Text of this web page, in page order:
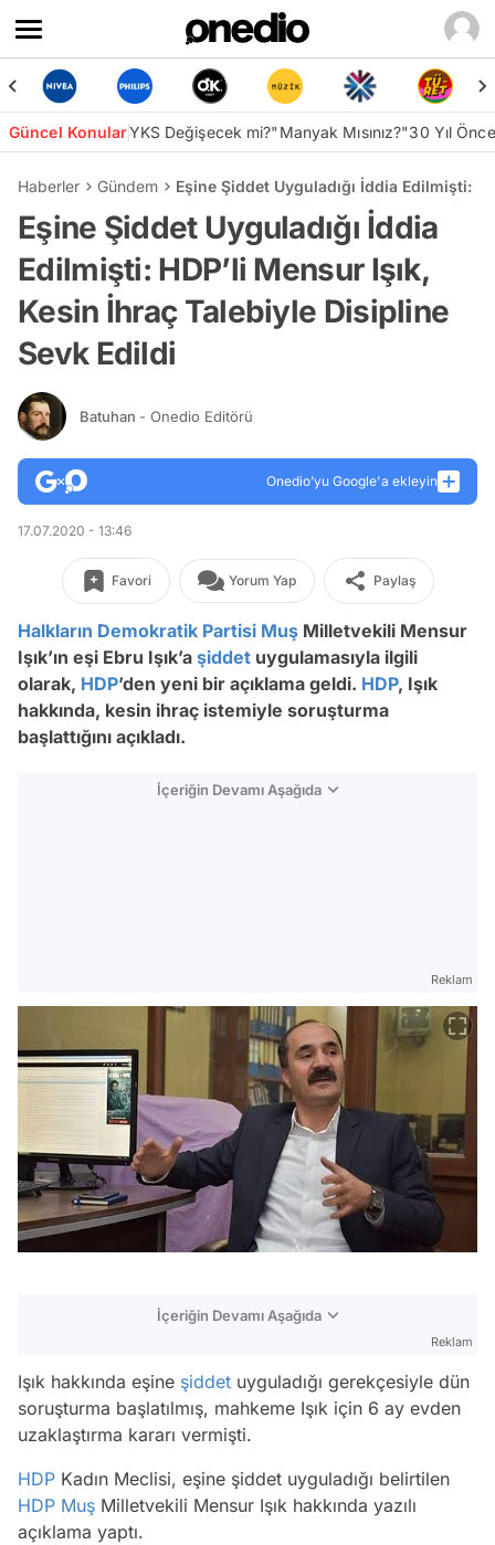
Güncel KonularYKS Değişecek mi?"Manyak Mısınız?"30 Yıl
Haberler Gündem Eşine Şiddet Uyguladığı İddia Edilmişti:
Eşine Şiddet Uyguladığı İddia
Edilmişti: HDP’li Mensur Işık,
Kesin İhraç Talebiyle Disipline
Sevk Edildi
Batuhan - Onedio Editörü
Onedio’yu Google'a ekleyin
17.07.2020 - 13:46
Favori Yorum Yap Paylaş
Halkların Demokratik Partisi Muş Milletvekili Mensur
Işık’ın eşi Ebru Işık’a şiddet uygulamasıyla ilgili
olarak, HDP’den yeni bir açıklama geldi. HDP, Işık
hakkında, kesin ihraç istemiyle soruşturma
başlattığını açıkladı.
İçeriğin Devamı Aşağıda
Reklam
İçeriğin Devamı Aşağıda
Reklam
Işık hakkında eşine şiddet uyguladığı gerekçesiyle dün
soruşturma başlatılmış, mahkeme Işık için 6 ay evden
uzaklaştırma kararı vermişti.
HDP Kadın Meclisi, eşine şiddet uyguladığı belirtilen
HDP Muş Milletvekili Mensur Işık hakkında yazılı
açıklama yaptı.